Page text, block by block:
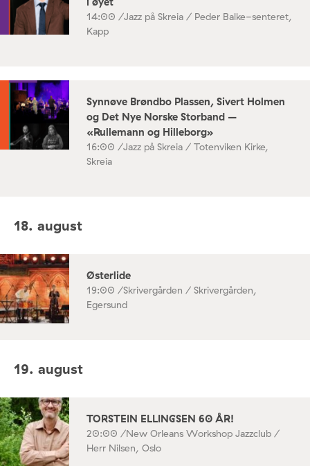
14:00 /Jazz på Skreia / Peder Balke-senteret,
Kapp
Synnøve Brøndbo Plassen, Sivert Holmen
og Det Nye Norske Storband –
«Rullemann og Hilleborg»
16:00 /Jazz på Skreia / Totenviken Kirke,
Skreia
18. august
Østerlide
19:00 /Skrivergården / Skrivergården,
Egersund
19. august
TORSTEIN ELLINGSEN 60 ÅR!
20:00 /New Orleans Workshop Jazzclub /
Herr Nilsen, Oslo